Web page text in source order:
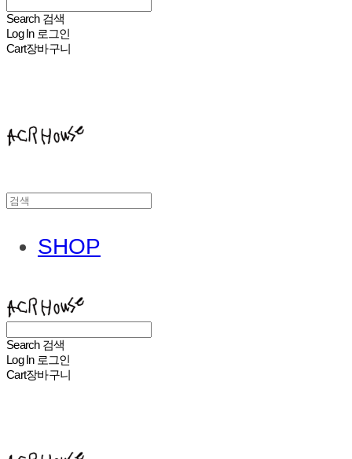
Search 검색
Log In 로그인
Cart장바구니
SHOP
Search 검색
Log In 로그인
Cart장바구니